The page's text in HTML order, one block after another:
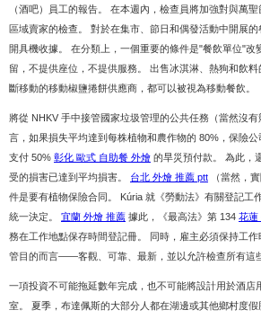
（酒吧）員工的報告。 在本週內，檢查員將加強對與萬
區域賣家的檢查。 對於在集市、節日和偶發活動中開展
開具機收據。 在分類上，一個重要的條件是"餐飲單位"改
留，不提供座位，不提供服務。 出售冰淇淋、熱狗和飲
斷移動的移動椒鹽捲餅供應商，都可以被視為移動餐飲。
將從 NHKV 手中接管國家垃圾管理的公共任務（當然沒
言，如果損失平均達到每株植物和農作物的 80%，保險
支付 50% 彰化 歐式 自助餐 外燴 的旱災預付款。 為此，
受的損害已達到平均損害。 台北 外燴 推薦 ptt （當然，
件是要有植物保險合同。 Kúria 就《勞動法》有關登記工
統一決定。 宜蘭 外燴 推薦 據此，《最高法》第 134 花蓮
務在工作地點保存時間登記冊。 同時，雇主必須保持工
管目的而言——客觀、可靠、最新，並以允許檢查所有這
一項投資不可能拖延數年完成，也不可能將設計用於酒店
室。 夏季，布達佩斯的大部分人都在湖邊或其他鄉村度